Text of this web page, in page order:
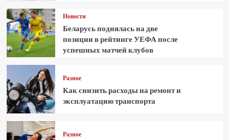
Новости
Беларусь поднялась на две
позиции в рейтинге УЕФА после
успешных матчей клубов
Разное
Как снизить расходы на ремонт и
эксплуатацию транспорта
Разное